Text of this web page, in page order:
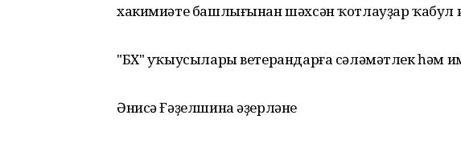
хакимиәте башлығынан шәхсән ҡотлауҙар ҡабул
"БХ" уҡыусылары ветерандарға сәләмәтлек һәм
Әнисә Ғәҙелшина әҙерләне